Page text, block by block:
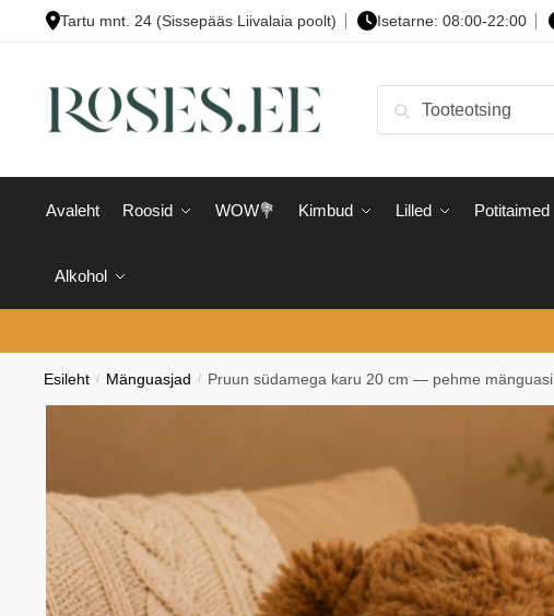
Tartu mnt. 24 (Sissepääs Liivalaia poolt) Isetarne: 08:00-22:00
Otsi
Avaleht Roosid WOW💐 Kimbud Lilled Potitaimed
Alkohol
Esileht / Mänguasjad / Pruun südamega karu 20 cm — pehme mänguasi